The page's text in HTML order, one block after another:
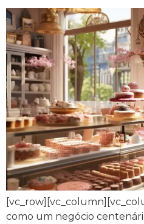
como um negócio